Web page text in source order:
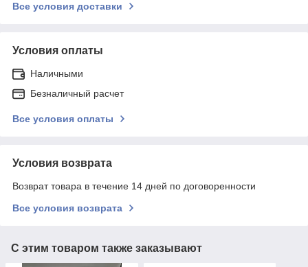
Все условия доставки
Условия оплаты
Наличными
Безналичный расчет
Все условия оплаты
Условия возврата
Возврат товара в течение 14 дней по договоренности
Все условия возврата
С этим товаром также заказывают